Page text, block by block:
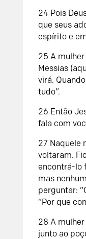
24 Pois
que seus
espírito e
25 A mulher
Messias
virá.
tudo”.
26 Então
fala com
27 Naquele
voltaram.
encontrá-lo
mas
perguntar:
“Por que
28 A mulher
junto ao